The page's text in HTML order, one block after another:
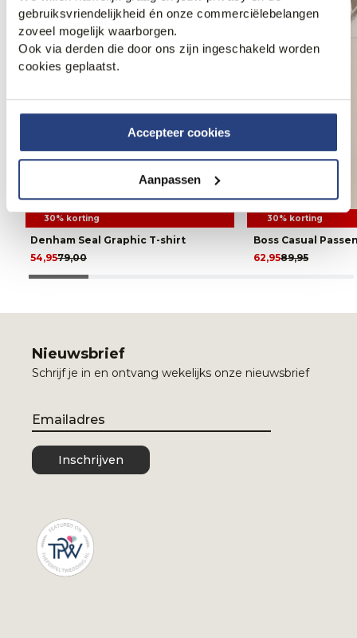
gebruiksvriendelijkheid én onze commerciëlebelangen
zoveel mogelijk waarborgen.
Ook via derden die door ons zijn ingeschakeld worden
cookies geplaatst.
Accepteer cookies
Aanpassen
30% korting
Denham Seal Graphic T-shirt
79,00
54,95
30% korting
Boss Casual
89,95
62,95
Nieuwsbrief
Schrijf je in en ontvang wekelijks onze nieuwsbrief
Email
Inschrijven